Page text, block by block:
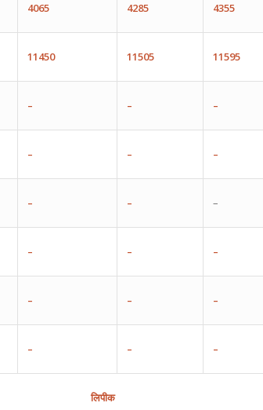
4065 4285 4355
11450 11505 11595
– – –
– – –
– – –
– – –
– – –
– – –
लिपीक